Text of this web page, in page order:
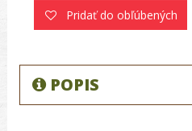
Pridať do obľúbených
POPIS